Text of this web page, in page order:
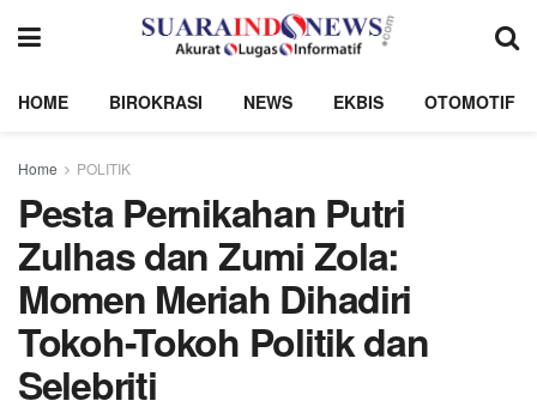
HOME BIROKRASI NEWS EKBIS OTOMOTIF
Home POLITIK
Pesta Pernikahan Putri
Zulhas dan Zumi Zola:
Momen Meriah Dihadiri
Tokoh-Tokoh Politik dan
Selebriti